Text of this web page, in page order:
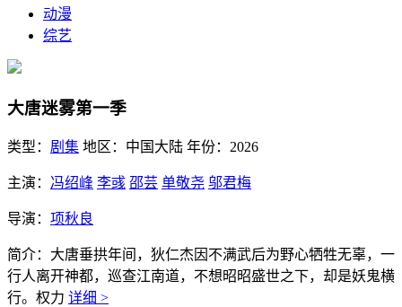
动漫
综艺
​大唐迷雾第一季​
类型： 剧集 地区： 中国大陆 年份： 2026
主演： 冯绍峰 李彧 邵芸 单敬尧 邬君梅
导演： 项秋良
简介： 大唐垂拱年间，狄仁杰因不满武后为野心牺牲无辜，一
行人离开神都，巡查江南道，不想昭昭盛世之下，却是妖鬼横
行。权力 详细 >